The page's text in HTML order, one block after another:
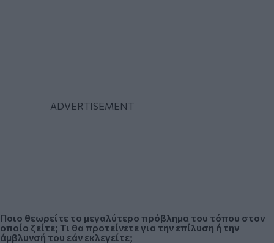
Ποιο θεωρείτε το μεγαλύτερο πρόβλημα του τόπου στον
οποίο ζείτε; Τι θα προτείνετε για την επίλυση ή την
άμβλυνσή του εάν εκλεγείτε;